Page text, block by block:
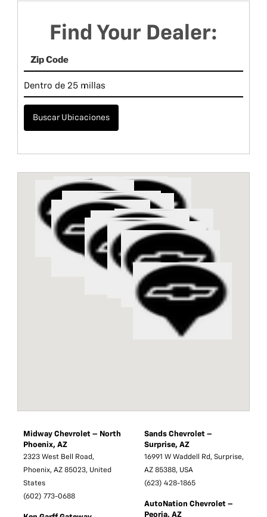
Find Your Dealer:
Buscar Ubicaciones
Midway Chevrolet – North
Phoenix, AZ
2323 West Bell Road,
Phoenix, AZ 85023, United
States
(602) 773-0688
Sands Chevrolet –
Surprise, AZ
16991 W Waddell Rd, Surprise,
AZ 85388, USA
(623) 428-1865
AutoNation Chevrolet –
Peoria, AZ